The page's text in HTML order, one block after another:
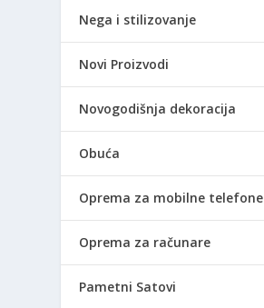
Nega i stilizovanje
Novi Proizvodi
Novogodišnja dekoracija
Obuća
Oprema za mobilne telefone
Oprema za računare
Pametni Satovi